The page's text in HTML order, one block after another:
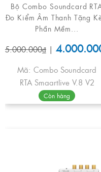
Bộ Combo Soundcard
Đo Kiểm Âm Thanh Tặng
Phần Mềm...
5.000.000₫ |
Mã: Combo Soundcard
RTA Smaartlive V.8 V2
Còn hàng